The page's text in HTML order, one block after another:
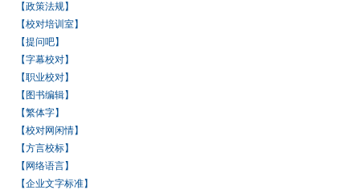
【政策法规】
【校对培训室】
【提问吧】
【字幕校对】
【职业校对】
【图书编辑】
【繁体字】
【校对网闲情】
【方言校标】
【网络语言】
【企业文字标准】